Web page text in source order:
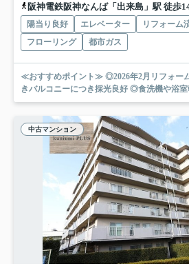
阪神電鉄阪神なんば「出来島」駅 徒歩
陽当り良好 エレベーター リフォーム
フローリング
都市ガス
≪おすすめポイント≫ ◎2026年2月リフォー
きバルコニーにつき採光良好 ◎食洗機や浴室
中古マンション